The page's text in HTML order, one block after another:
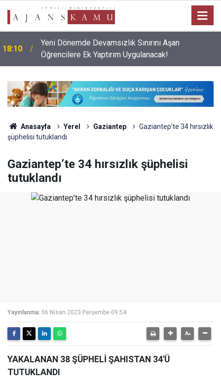
18:10
Yeni Dönemde Devamsızlık Sınırını Aşan
Öğrencilere Ek Yaptırım Uygulanacak!
Anasayfa Yerel Gaziantep
Gaziantep’te 34 hırsızlık
şüphelisi tutuklandı
Gaziantep’te 34 hırsızlık şüphelisi
tutuklandı
Yayınlanma: 06 Nisan 2023 Perşembe 09:54
YAKALANAN 38 ŞÜPHELİ ŞAHISTAN 34'Ü
TUTUKLANDI